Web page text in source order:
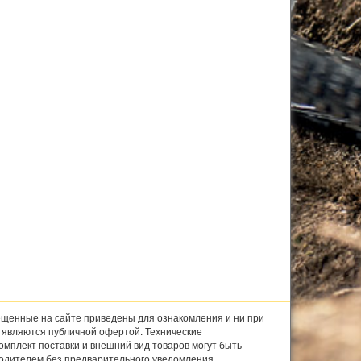
на сайте приведены для ознакомления и ни при
являются публичной офертой. Технические
поставки и внешний вид товаров могут быть
без предварительного уведомления.